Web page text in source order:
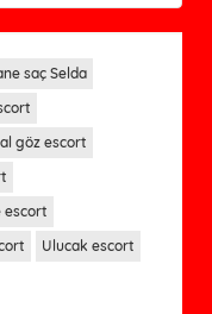
saç Selda
göz escort
escort
Ulucak escort